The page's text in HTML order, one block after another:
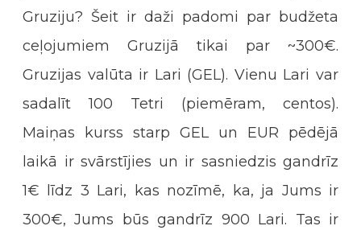
Gruziju? Šeit ir daži padomi par budžeta
ceļojumiem Gruzijā tikai par ~300€.
Gruzijas valūta ir Lari (GEL). Vienu Lari var
sadalīt 100 Tetri (piemēram, centos).
Maiņas kurss starp GEL un EUR pēdējā
laikā ir svārstījies un ir sasniedzis gandrīz
1€ līdz 3 Lari, kas nozīmē, ka, ja Jums ir
300€, Jums būs gandrīz 900 Lari. Tas ir